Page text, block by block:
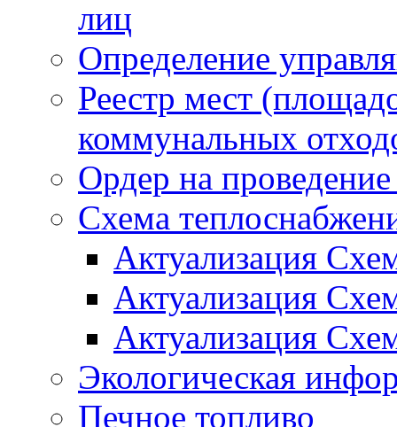
лиц
Определение
Реестр мест
коммунальных
Ордер на
Схема
Актуализация
Актуализация
Актуализация
Экологическая
Печное топливо